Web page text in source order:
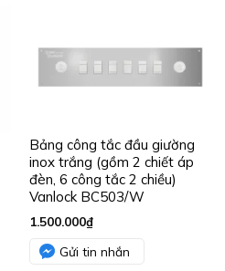
Bảng công tắc đầu giường
inox trắng (gồm 2 chiết áp
đèn, 6 công tắc 2 chiều)
Vanlock BC503/W
1.500.000₫
Gửi tin nhắn